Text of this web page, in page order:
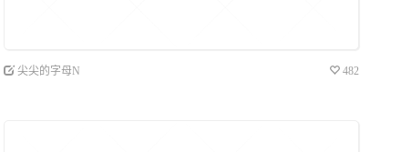
尖尖的字母N 482